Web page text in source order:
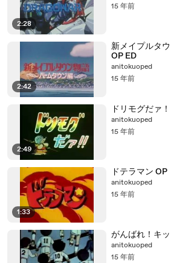
2:28
15 年前
2:42
新メイプルタ
OP ED
anitokuoped
15 年前
2:49
ドリモグだァ
anitokuoped
15 年前
1:33
ドテラマン OP
anitokuoped
15 年前
がんばれ！キ
anitokuoped
15 年前